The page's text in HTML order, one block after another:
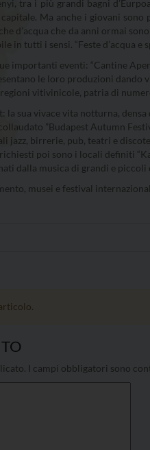
tra i più grandi bagni
Ma anche i giovani
d’acqua che da anni ormai
in tutti i sensi. “Feste d’acqua
importanti eventi: “Cantine
le loro produzioni dando
vitivinicole, patria di
la sua vivace vita notturna,
”Budapest Autumn
jazz, birrerie, pub, teatri e
poi sono i locali definiti
dalla musica di grandi e piccoli
musei e festival
I campi obbligatori sono